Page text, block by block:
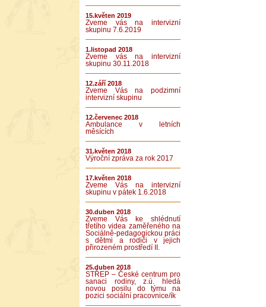
15.květen 2019
Zveme vás na intervizní
skupinu 7.6.2019
1.listopad 2018
Zveme vás na intervizní
skupinu 30.11.2018
12.září 2018
Zveme Vás na podzimní
intervizní skupinu
12.červenec 2018
Ambulance v letních
měsících
31.květen 2018
Výroční zpráva za rok 2017
17.květen 2018
Zveme Vás na intervizní
skupinu v pátek 1.6.2018
30.duben 2018
Zveme Vás ke shlédnutí
třetího videa zaměřeného na
Sociálně-pedagogickou práci
s dětmi a rodiči v jejich
přirozeném prostředí II.
25.duben 2018
STŘEP – České centrum pro
sanaci rodiny, z.ú. hledá
novou posilu do týmu na
pozici sociální pracovnice/ík